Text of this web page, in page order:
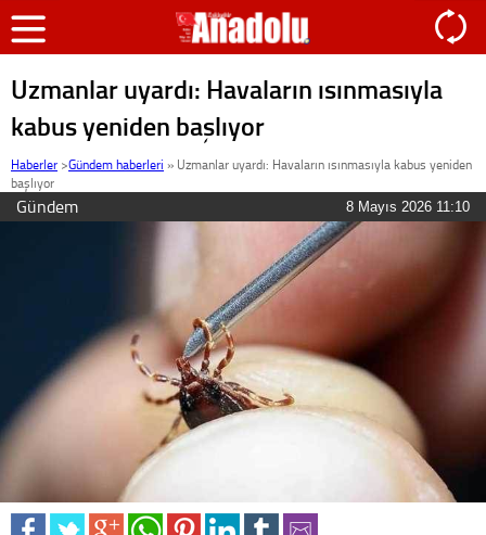
Uzmanlar uyardı: Havaların ısınmasıyla
kabus yeniden başlıyor
Haberler >Gündem haberleri » Uzmanlar uyardı: Havaların ısınmasıyla kabus yeniden
başlıyor
Gündem 8 Mayıs 2026 11:10